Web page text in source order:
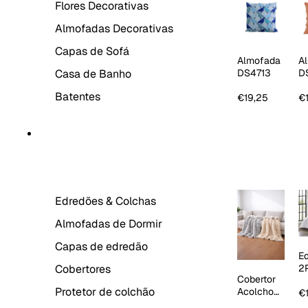
Flores Decorativas
Almofadas Decorativas
Capas de Sofá
Casa de Banho
Batentes
Almofada
DS4713
€19,25
Edredões & Colchas
Almofadas de Dormir
Capas de edredão
Cobertores
Protetor de colchão
Cobertor
Acolchoa
R